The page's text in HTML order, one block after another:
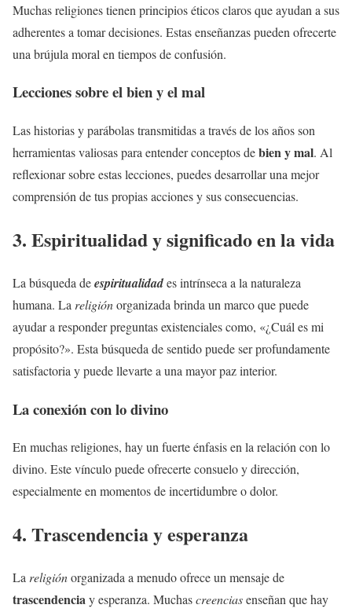
Muchas religiones tienen principios éticos claros que ayudan a sus
adherentes a tomar decisiones. Estas enseñanzas pueden ofrecerte
una brújula moral en tiempos de confusión.
Lecciones sobre el bien y el mal
Las historias y parábolas transmitidas a través de los años son
herramientas valiosas para entender conceptos debien y mal. Al
reflexionar sobre estas lecciones, puedes desarrollar una mejor
comprensión de tus propias acciones y sus consecuencias.
3. Espiritualidad y significado en la vida
La búsqueda deespiritualidades intrínseca a la naturaleza
humana. La religiónorganizada brinda un marco que puede
ayudar a responder preguntas existenciales como, «¿Cuál es mi
propósito?». Esta búsqueda de sentido puede ser profundamente
satisfactoria y puede llevarte a una mayor paz interior.
La conexión con lo divino
En muchas religiones, hay un fuerte énfasis en la relación con lo
divino. Este vínculo puede ofrecerte consuelo y dirección,
especialmente en momentos de incertidumbre o dolor.
4. Trascendencia y esperanza
La religiónorganizada a menudo ofrece un mensaje de
trascendenciay esperanza. Muchascreenciasenseñan que hay